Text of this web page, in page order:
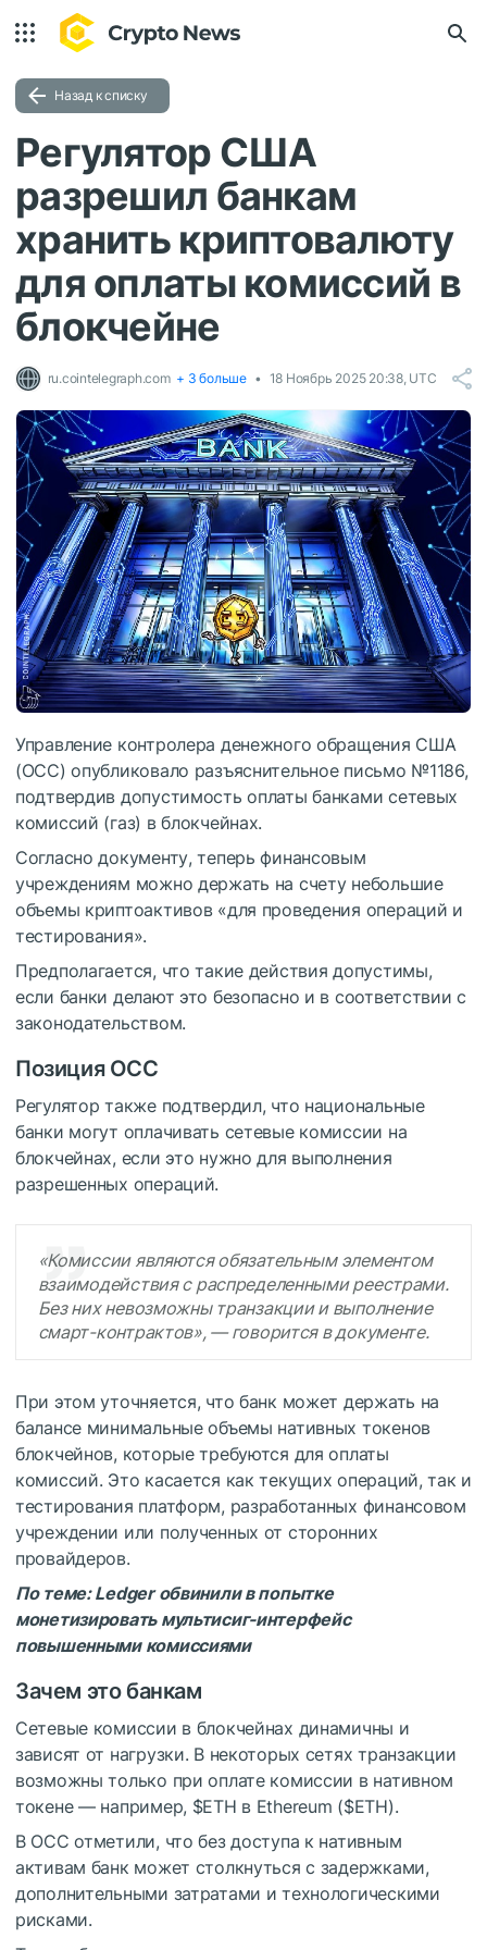
Назад к списку
Регулятор США
разрешил банкам
хранить криптовалюту
для оплаты комиссий в
блокчейне
ru.cointelegraph.com + 3 больше 18 Ноябрь 2025 20:38, UTC
Управление контролера денежного обращения США
(OCC) опубликовало разъяснительное письмо №1186,
подтвердив допустимость оплаты банками сетевых
комиссий (газ) в блокчейнах.
Согласно документу, теперь финансовым
учреждениям можно держать на счету небольшие
объемы криптоактивов «для проведения операций и
тестирования».
Предполагается, что такие действия допустимы,
если банки делают это безопасно и в соответствии с
законодательством.
Позиция OCC
Регулятор также подтвердил, что национальные
банки могут оплачивать сетевые комиссии на
блокчейнах, если это нужно для выполнения
разрешенных операций.
«Комиссии являются обязательным элементом
взаимодействия с распределенными реестрами.
Без них невозможны транзакции и выполнение
смарт-контрактов», — говорится в документе.
При этом уточняется, что банк может держать на
балансе минимальные объемы нативных токенов
блокчейнов, которые требуются для оплаты
комиссий. Это касается как текущих операций, так и
тестирования платформ, разработанных финансовом
учреждении или полученных от сторонних
провайдеров.
По теме:Ledger обвинили в попытке
монетизировать мультисиг-интерфейс
повышенными комиссиями
Зачем это банкам
Сетевые комиссии в блокчейнах динамичны и
зависят от нагрузки. В некоторых сетях транзакции
возможны только при оплате комиссии в нативном
токене — например, $ETH в Ethereum ($ETH).
В OCC отметили, что без доступа к нативным
активам банк может столкнуться с задержками,
дополнительными затратами и технологическими
рисками.